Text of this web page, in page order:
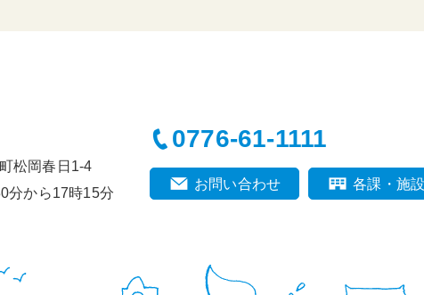
松岡春日1-4
分から17時15分
0776-61-1111
お問い合わせ 各課・施設